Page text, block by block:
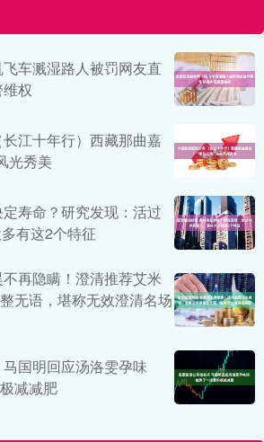
车溅湿路人被罚网友直
权
江十年行）西藏那曲嘉
光秀美
寿命？研究发现：活过
有这2个特征
再隐瞒！澄清推荐艾米
无语，堪称无效澄清名场
国明回应汤洛雯孕味
减减肥